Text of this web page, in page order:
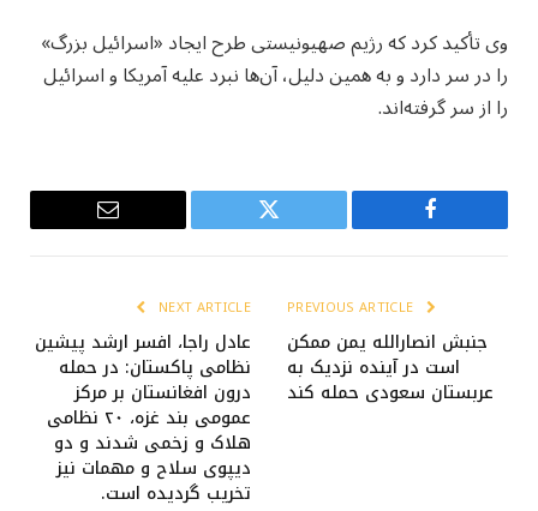
وی تأکید کرد که رژیم صهیونیستی طرح ایجاد «اسرائیل بزرگ»
را در سر دارد و به همین دلیل، آن‌ها نبرد علیه آمریکا و اسرائیل
را از سر گرفته‌اند.
Facebook
Twitter
Email
جنبش انصارالله یمن ممکن
است در آینده نزدیک به
عربستان سعودی حمله کند
NEXT ARTICLE
عادل راجا، افسر ارشد پیشین
نظامی پاکستان: در حمله
درون افغانستان بر مرکز
عمومی بند غزه، ۲۰ نظامی
هلاک و زخمی شدند و دو
دیپوی سلاح و مهمات نیز
تخریب گردیده است.